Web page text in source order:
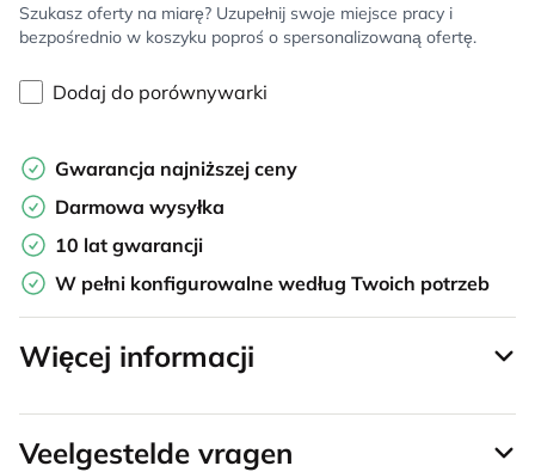
Szukasz oferty na miarę? Uzupełnij swoje miejsce pracy i
bezpośrednio w koszyku poproś o spersonalizowaną ofertę.
Dodaj do porównywarki
Gwarancja najniższej ceny
Darmowa wysyłka
10 lat gwarancji
W pełni konfigurowalne według Twoich potrzeb
Więcej informacji
Veelgestelde vragen